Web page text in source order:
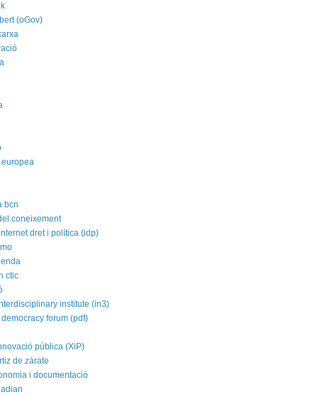
(oGov)
bcn
coneixement
dret i política (idp)
ctic
institute (in3)
forum (pdf)
pública (XiP)
de zárate
i documentació